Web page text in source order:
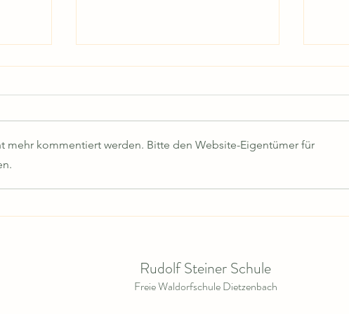
mehr kommentiert werden. Bitte den Website-Eigentümer für
Rudolf Steiner Schule
Freie Waldorfschule Dietzenbach